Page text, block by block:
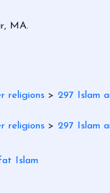
MA.
religions > 297 Islam
religions > 297 Islam
Islam